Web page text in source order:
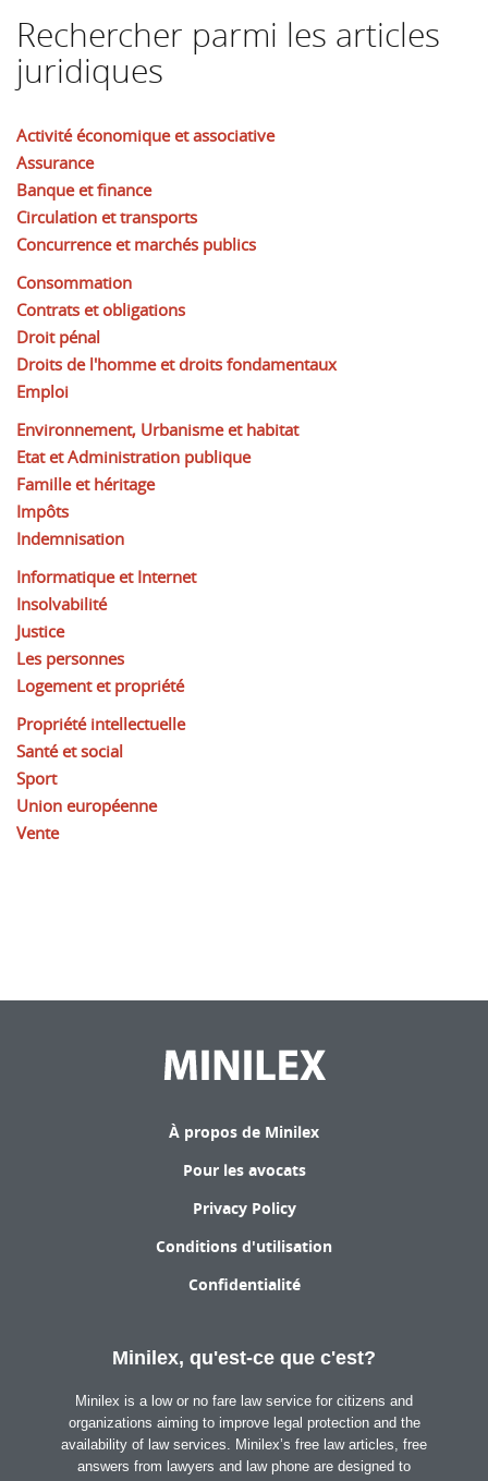
Rechercher parmi les articles
juridiques
Activité économique et associative
Assurance
Banque et finance
Circulation et transports
Concurrence et marchés publics
Consommation
Contrats et obligations
Droit pénal
Droits de l'homme et droits fondamentaux
Emploi
Environnement, Urbanisme et habitat
Etat et Administration publique
Famille et héritage
Impôts
Indemnisation
Informatique et Internet
Insolvabilité
Justice
Les personnes
Logement et propriété
Propriété intellectuelle
Santé et social
Sport
Union européenne
Vente
À propos de Minilex
Pour les avocats
Privacy Policy
Conditions d'utilisation
Confidentialité
Minilex, qu'est-ce que c'est?
Minilex is a low or no fare law service for citizens and
organizations aiming to improve legal protection and the
availability of law services. Minilex’s free law articles, free
answers from lawyers and law phone are designed to